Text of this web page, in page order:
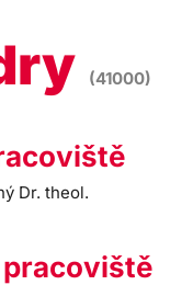
(41000)
Dr. theol.